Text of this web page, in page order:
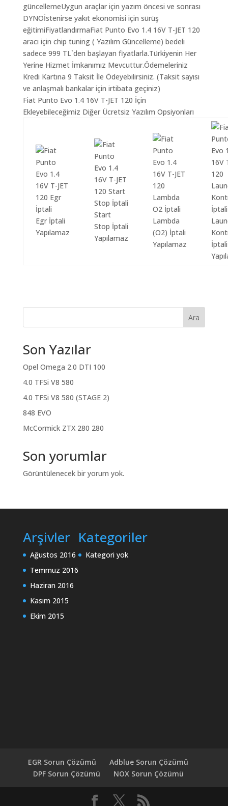
güncellemeUygun araçlar için yazım öncesi ve sonrası
DYNOİstenirse yakıt ekonomisi için sürüş
eğitimiFiyatlandırmaFiat Punto Evo 1.4 16V T-JET 120
aracı için chip tuning ( Yazılım Güncelleme) bedeli
sadece 999 TL`den başlayan fiyatlarla.Türkiyenin Her
Yerine Hizmet İmkanımız Mevcuttur.Ödemeleriniz
Kredi Kartına 9 Taksit İle Ödeyebilirsiniz. (Taksit sayısı
ve anlaşmalı bankalar için irtibata geçiniz)
Fiat Punto Evo 1.4 16V T-JET 120 İçin
Ekleyebileceğimiz Diğer Ücretsiz Yazılım Opsiyonları
Egr İptali
Yapılamaz
Start
Stop İptali
Yapılamaz
Lambda
(O2) İptali
Yapılamaz
İptali
Ara
Son Yazılar
Opel Omega 2.0 DTI 100
4.0 TFSi V8 580
4.0 TFSi V8 580 (STAGE 2)
848 EVO
McCormick ZTX 280 280
Son yorumlar
Görüntülenecek bir yorum yok.
Arşivler
Ağustos 2016
Temmuz 2016
Haziran 2016
Kasım 2015
Ekim 2015
Kategoriler
Kategori yok
EGR Sorun Çözümü
Adblue Sorun Çözümü
DPF Sorun Çözümü
NOX Sorun Çözümü